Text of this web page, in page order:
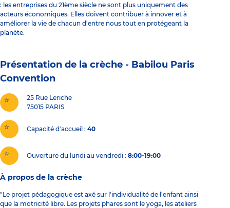
: les entreprises du 21ème siècle ne sont plus uniquement des
acteurs économiques. Elles doivent contribuer à innover et à
améliorer la vie de chacun d’entre nous tout en protégeant la
planète.
Présentation de la crèche - Babilou Paris
Convention
25 Rue Leriche
75015 PARIS
Capacité d'accueil 40
Ouverture du lundi au vendredi : 8:00-19:00
À propos de la crèche
"Le projet pédagogique est axé sur l'individualité de l'enfant ainsi
que la motricité libre. Les projets phares sont le yoga, les ateliers